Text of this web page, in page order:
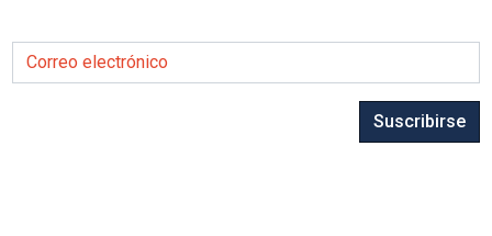
Correo electrónico
Suscribirse